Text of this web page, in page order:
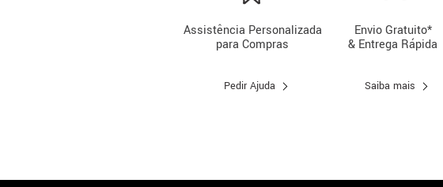
Assistência Personalizada
para Compras
Pedir Ajuda
Envio Gratuito*
& Entrega Rápida
Saiba mais